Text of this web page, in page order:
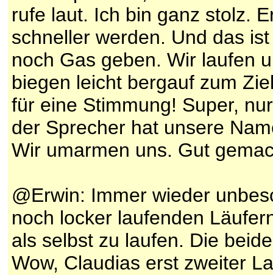
rufe laut. Ich bin ganz stolz.
schneller werden. Und das
noch Gas geben. Wir laufen
biegen leicht bergauf zum
für eine Stimmung! Super,
der Sprecher hat unsere
Wir umarmen uns. Gut
@Erwin: Immer wieder
noch locker laufenden
als selbst zu laufen. Die
Wow, Claudias erst zweiter